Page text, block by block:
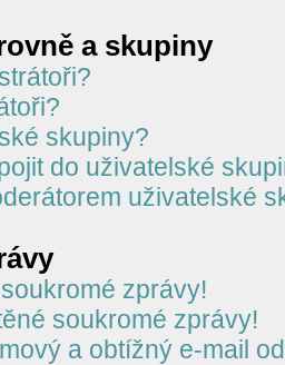
a skupiny
skupiny?
do uživatelské
uživatelské
zprávy!
soukromé zprávy!
a obtížný e-mail